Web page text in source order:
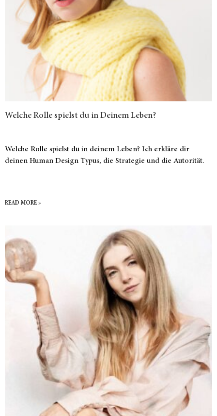
Welche Rolle spielst du in Deinem Leben?
Welche Rolle spielst du in deinem Leben? Ich erkläre dir
deinen Human Design Typus, die Strategie und die Autorität.
READ MORE »